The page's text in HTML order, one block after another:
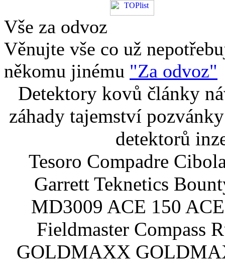
Vše za odvoz
Věnujte vše co už
někomu jinému "Za odvoz"
Detektory kovů články
záhady tajemství
detektorů
Tesoro Compadre
Garrett Teknetics
MD3009 ACE 150
Fieldmaster Compass
GOLDMAXX